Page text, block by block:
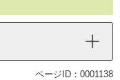
ページID：0001138